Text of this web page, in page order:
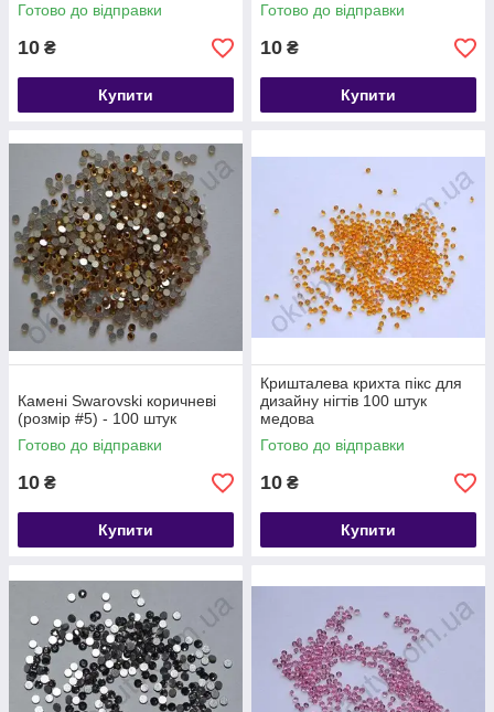
Готово до відправки
10 ₴
Купити
Готово до відправки
10 ₴
Купити
Камені Swarovski коричневі
(розмір #5) - 100 штук
Готово до відправки
10 ₴
Купити
Кришталева крихта пікс для
дизайну нігтів 100 штук
медова
Готово до відправки
10 ₴
Купити